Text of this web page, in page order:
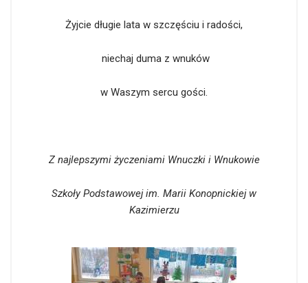
Żyjcie długie lata w szczęściu i radości,
niechaj duma z wnuków
w Waszym sercu gości.
Z najlepszymi życzeniami Wnuczki i Wnukowie
Szkoły Podstawowej im. Marii Konopnickiej w
Kazimierzu